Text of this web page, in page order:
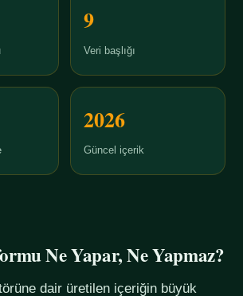
9
Veri başlığı
2026
Güncel içerik
Ne Yapar, Ne Yapmaz?
dair üretilen içeriğin büyük